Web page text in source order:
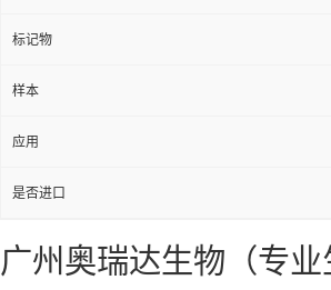
标记物
样本
应用
是否进口
广州奥瑞达生物（专